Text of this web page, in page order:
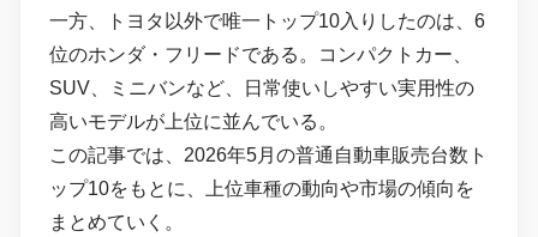
一方、トヨタ以外で唯一トップ10入りしたのは、6
位のホンダ・フリードである。コンパクトカー、
SUV、ミニバンなど、日常使いしやすい実用性の
高いモデルが上位に並んでいる。
この記事では、2026年5月の普通自動車販売台数ト
ップ10をもとに、上位車種の動向や市場の傾向を
まとめていく。